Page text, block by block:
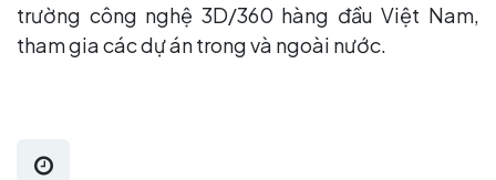
trường công nghệ 3D/360 hàng đầu Việt Nam,
tham gia các dự án trong và ngoài nước.